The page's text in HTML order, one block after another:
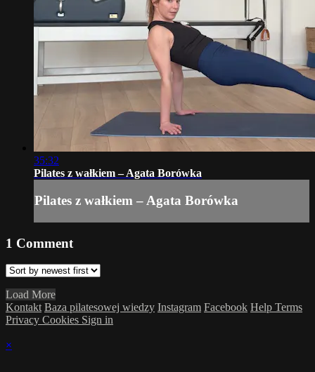
35:32
Pilates z wałkiem – Agata Borówka
Pilates z wałkiem – Agata Borówka
1 Comment
Load More
Kontakt Baza pilatesowej wiedzy Instagram Facebook Help Terms
Privacy Cookies Sign in
×